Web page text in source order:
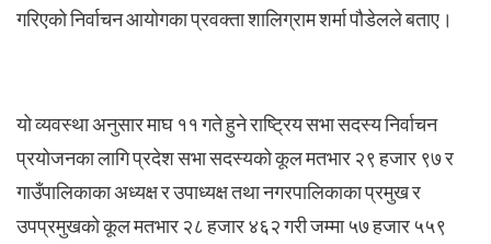
गरिएको निर्वाचन आयोगका प्रवक्ता शालिग्राम शर्मा पौडेलले बताए।
यो व्यवस्था अनुसार माघ ११ गते हुने राष्ट्रिय सभा सदस्य निर्वाचन
प्रयोजनका लागि प्रदेश सभा सदस्यको कूल मतभार २९ हजार ९७ र
गाउँपालिकाका अध्यक्ष र उपाध्यक्ष तथा नगरपालिकाका प्रमुख र
उपप्रमुखको कूल मतभार २८ हजार ४६२ गरी जम्मा ५७ हजार ५५९